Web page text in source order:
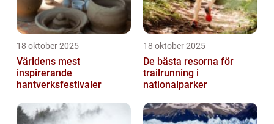
18 oktober 2025
Världens mest
inspirerande
hantverksfestivaler
18 oktober 2025
De bästa resorna för
trailrunning i
nationalparker